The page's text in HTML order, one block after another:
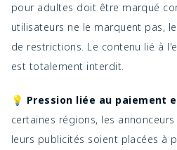
pour adultes doit être marqué
utilisateurs ne le marquent pas,
de restrictions. Le contenu lié à
est totalement interdit.
💡 Pression liée au paiement
certaines régions, les
leurs publicités soient placées à